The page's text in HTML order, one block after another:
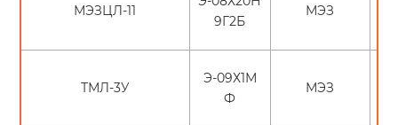
МЭЗЦЛ-11
9Г2Б
МЭЗ
ТМЛ-3У
Э-09Х1М
Ф
МЭЗ